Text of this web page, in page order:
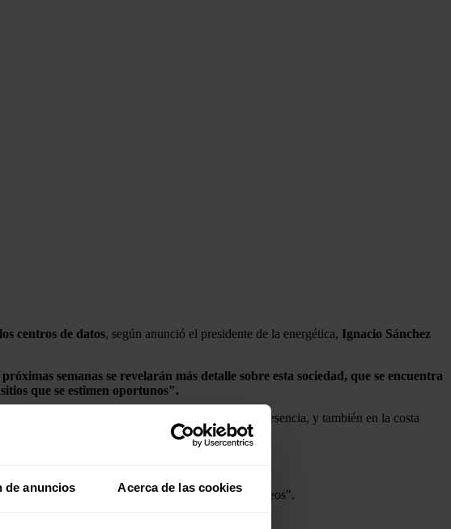
de anuncios Acerca de las cookies
centros de datos, según anunció el presidente de la energética, Ignacio Sánchez
semanas se revelarán más detalle sobre esta sociedad, que se encuentra
que se estimen oportunos".
"En Oregón, donde tenemos una importante presencia, y también en la costa
en Estados Unidos y en otros países europeos".